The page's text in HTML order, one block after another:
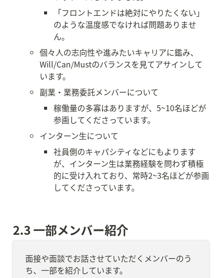
「フロントエンドは絶対にやりたくない」
のような温度感でなければ問題ありませ
ん。
個々人の志向性や進みたいキャリアに鑑み、
Will/Can/Mustのバランスを見てアサインして
います。
副業・業務委託メンバーについて
稼働量の多寡はありますが、5~10名ほどが
参画してくださっています。
インターン生について
社員側のキャパシティなどにもよります
が、インターン生は業務経験を問わず積極
的に受け入れており、常時2~3名ほどが参画
してくださっています。
2.3 一部メンバー紹介
面接や面談でお話させていただくメンバーのう
ち、一部を紹介しています。